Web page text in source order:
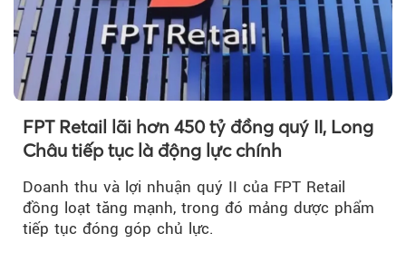
FPT Retail lãi hơn 450 tỷ đồng quý II, Long
Châu tiếp tục là động lực chính
Doanh thu và lợi nhuận quý II của FPT Retail
đồng loạt tăng mạnh, trong đó mảng dược phẩm
tiếp tục đóng góp chủ lực.